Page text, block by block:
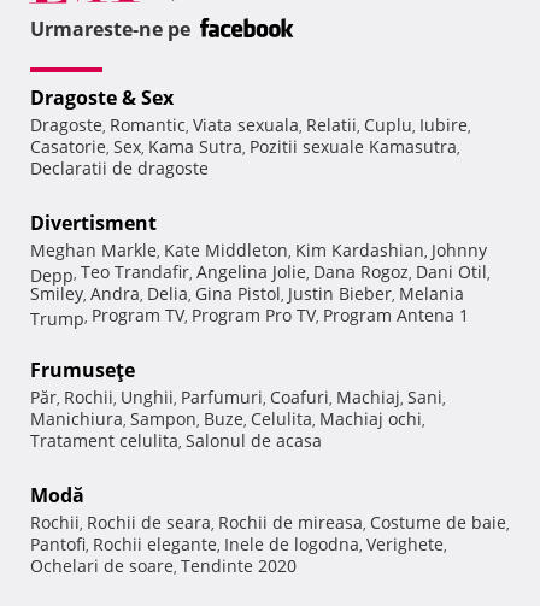
Urmareste-ne pe
Dragoste & Sex
Dragoste, Romantic, Viata sexuala, Relatii, Cuplu, Iubire,
Casatorie, Sex, Kama Sutra, Pozitii sexuale Kamasutra,
Declaratii de dragoste
Divertisment
Meghan Markle, Kate Middleton, Kim Kardashian, Johnny
Depp, Teo Trandafir, Angelina Jolie, Dana Rogoz, Dani Otil,
Smiley, Andra, Delia, Gina Pistol, Justin Bieber, Melania
Trump, Program TV, Program Pro TV, Program Antena 1
Frumuseţe
Păr, Rochii, Unghii, Parfumuri, Coafuri, Machiaj, Sani,
Manichiura, Sampon, Buze, Celulita, Machiaj ochi,
Tratament celulita, Salonul de acasa
Modă
Rochii, Rochii de seara, Rochii de mireasa, Costume de baie,
Pantofi, Rochii elegante, Inele de logodna, Verighete,
Ochelari de soare, Tendinte 2020